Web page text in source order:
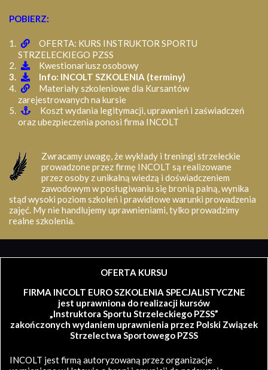
POBIERZ:
OFERTA: KURS INSTRUKTOR SPORTU
STRZELECKIEGO PZSS
Kwestionariusz osobowy
Info: INCOLT SZKOLENIA (terminy)
Materiały szkoleniowe dla Kursantów
zarejestrowanych na kursie
Koszt wydania legitymacji, uprawnień i zaświadczeń
oraz ubezpieczenia ponosi firma INCOLT
Zwracamy uwagę, że wykłady i treningi strzeleckie
prowadzone przez firmę INCOLT są realizowane
przez osoby z unikalną wiedzą i doświadczeniem
zawodowym w posługiwaniu się bronią palną, wynika
stąd wysoki poziom szkoleń i prawidłowe warunki prowadzenia
zajęć. My nie handlujemy uprawnieniami, tylko prowadzimy
realne szkolenia.
OFERTA KURSU
FIRMA INCOLT EURO SZKOLENIA SPECJALISTYCZNE
jest uprawniona do realizacji kursów
„Instruktora Sportu Strzeleckiego PZSS”
zakończonych wydaniem uprawnienia przez Polski Związek
Strzelectwa Sportowego PZSS
INCOLT jest firmą autoryzowaną przez organizacje